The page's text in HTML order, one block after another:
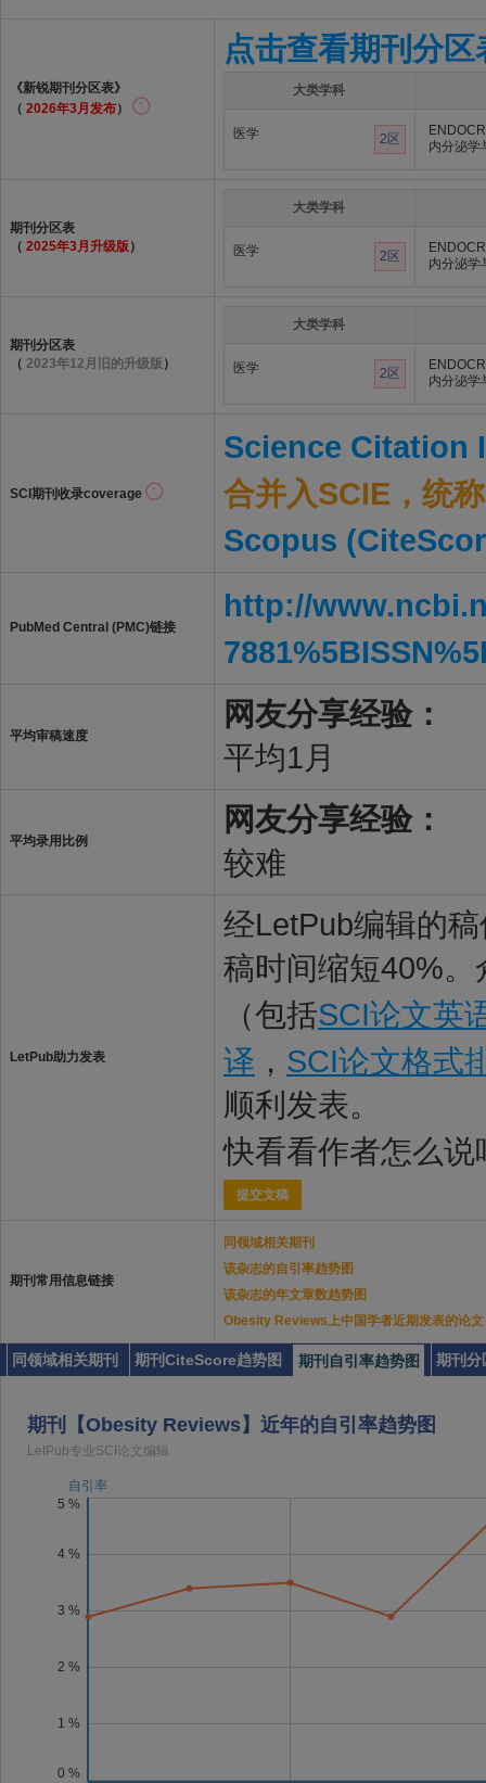
《新锐期刊分区表》
（ 2026年3月发布）
点击查看期刊分区
大类学科
医学 2区
内分泌学
期刊分区表
（ 2025年3月升级版 ）
大类学科
医学 2区
内分泌学
期刊分区表
（ 2023年12月旧的升级版 ）
大类学科
医学 2区
内分泌学
SCI期刊收录coverage
Science Citation
合并入SCIE，统
Scopus
PubMed Central (PMC)链接
http://
平均审稿速度
网友分享经验：
平均1月
平均录用比例
网友分享经验：
较难
LetPub助力发表
经LetPub编辑的
稿时间缩短40%
（包括SCI论文英
译 ， SCI论文格式
顺利发表。
快看看作者怎么说
提交文稿
期刊常用信息链接
同领域相关期刊
该杂志的自引率趋势图
该杂志的年文章数趋势图
Obesity Reviews上中国学者近期发表的论文
同领域相关期刊 期刊CiteScore趋势图 期刊自引率趋势图 期刊分